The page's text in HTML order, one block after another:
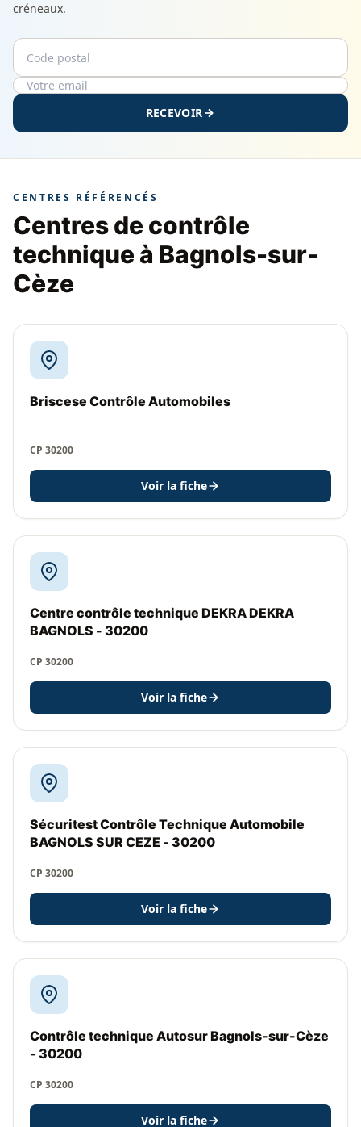
créneaux.
Code postal
Email
RECEVOIR
CENTRES RÉFÉRENCÉS
Centres de contrôle
technique à Bagnols-sur-
Cèze
Briscese Contrôle Automobiles
CP 30200
Voir la fiche
Centre contrôle technique DEKRA DEKRA
BAGNOLS - 30200
CP 30200
Voir la fiche
Sécuritest Contrôle Technique Automobile
BAGNOLS SUR CEZE - 30200
CP 30200
Voir la fiche
Contrôle technique Autosur Bagnols-sur-Cèze
- 30200
CP 30200
Voir la fiche